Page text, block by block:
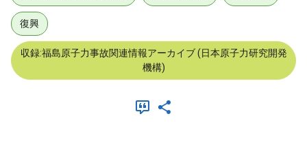
復興
収録:福島原子力事故関連情報アーカイブ (日本原子力研究開発
機構)